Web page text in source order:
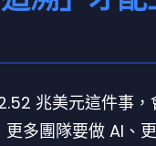
兆美元這件事，
多團隊要做 AI、